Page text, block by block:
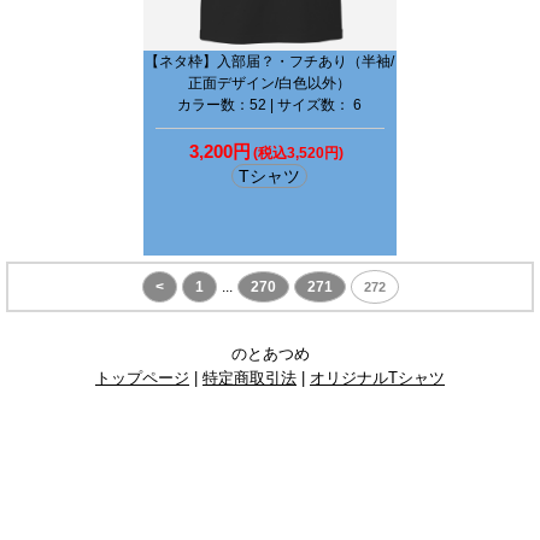
【ネタ枠】入部届？・フチあり（半袖/
正面デザイン/白色以外）
カラー数：52 | サイズ数： 6
3,200円 (税込3,520円)
Tシャツ
< 1 ... 270 271 272
のとあつめ
トップページ
特定商取引法 オリジナルTシャツ